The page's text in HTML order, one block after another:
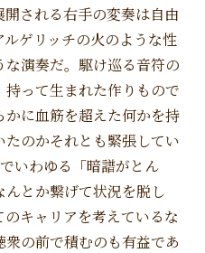
される右手の変奏は自由
ゲリッチの火のような性
演奏だ。駆け巡る音符の
って生まれた作りもので
に血筋を超えた何かを持
のかそれとも緊張してい
いわゆる「暗譜がとん
とか繋げて状況を脱し
キャリアを考えているな
の前で積むのも有益であ